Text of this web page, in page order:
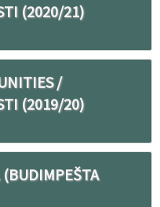
(2020/21)
/
(2019/20)
(BUDIMPEŠTA